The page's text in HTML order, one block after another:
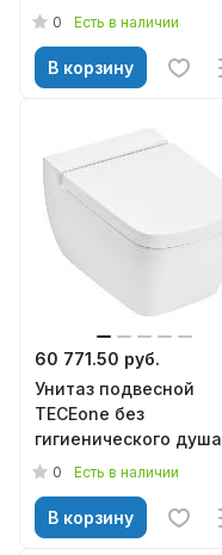
M902, ALCAPLAST
0 Есть в наличии
В корзину
60 771.50 руб.
Унитаз подвесной
TECEone без
гигиенического душа
9700204
0 Есть в наличии
В корзину